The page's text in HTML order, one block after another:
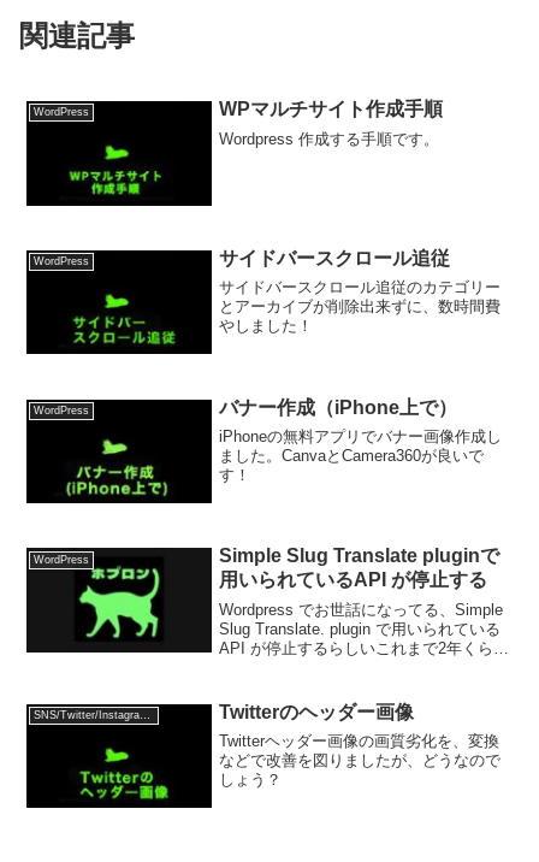
関連記事
WordPress WPマルチサイト作成手順
Wordpress 作成する手順です。
WordPress サイドバースクロール追従
サイドバースクロール追従のカテゴリー
とアーカイブが削除出来ずに、数時間費
やしました！
WordPress バナー作成（iPhone上で）
iPhoneの無料アプリでバナー画像作成し
ました。CanvaとCamera360が良いで
す！
WordPress
Simple Slug Translate pluginで
用いられているAPI が停止する
Wordpress でお世話になってる、Simple
Slug Translate. plugin で用いられている
API が停止するらしいこれまで2年くら
Twitterのヘッダー画像
Twitterヘッダー画像の画質劣化を、変換
などで改善を図りましたが、どうなので
しょう？